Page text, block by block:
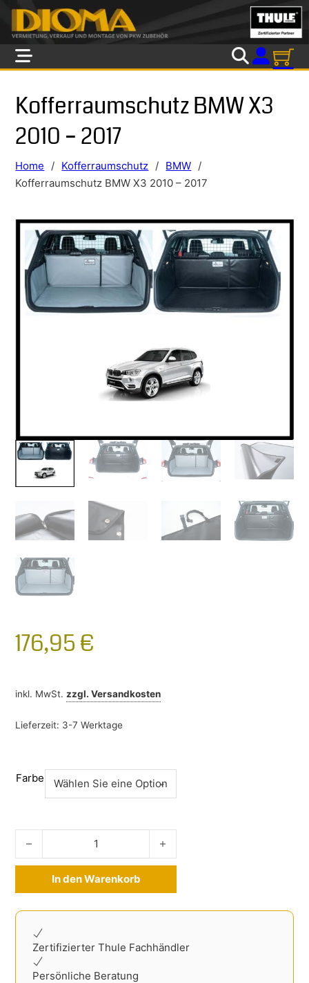
Skip to main content
Skip to footer
Kofferraumschutz BMW X3
2010 – 2017
Home / Kofferraumschutz / BMW /
Kofferraumschutz BMW X3 2010 – 2017
176,95 €
inkl. MwSt. zzgl.Versandkosten
Lieferzeit: 3-7 Werktage
Farbe
Kofferraumschutz BMW X3 2010 - 2017 Menge
In den Warenkorb
Zertifizierter Thule Fachhändler
Persönliche Beratung